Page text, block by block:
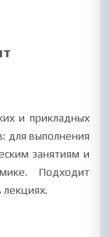
и прикладных
для выполнения
занятиям и
Подходит